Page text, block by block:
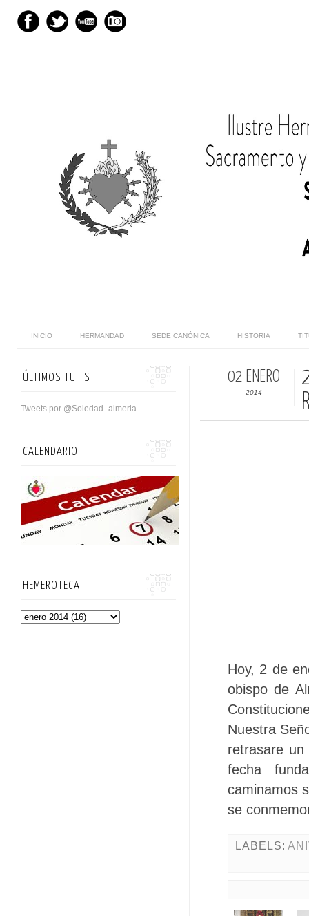
INICIO HERMANDAD SEDE CANÓNICA HISTORIA
02 ENERO
2014
Hoy, 2 de
obispo de
Nuestra
retrasare
fecha
caminamos
se
LABELS:
ÚLTIMOS TUITS
Tweets por @Soledad_almeria
CALENDARIO
HEMEROTECA